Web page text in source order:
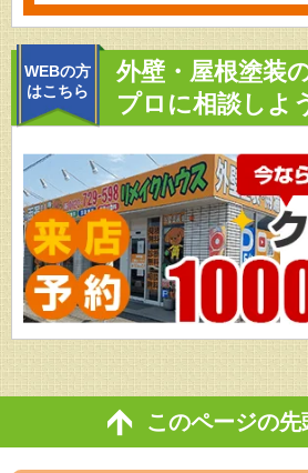
WEBの方
はこちら
外壁・屋根塗装
プロに相談しよ
このページの先